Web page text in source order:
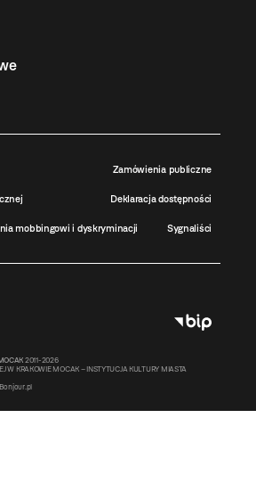
Zamówienia publiczne
Deklaracja dostępności
mobbingowi i dyskryminacji Sygnaliści
2011-2026
W KRAKOWIE MOCAK – INSTYTUCJA KULTURY MIASTA
Bonjour.pl